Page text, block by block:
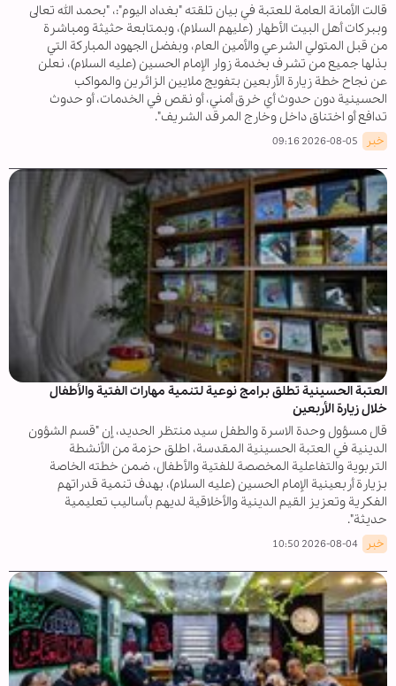
قالت الأمانة العامة للعتبة في بيان تلقته "بغداد اليوم":، "بحمد الله تعالى
وببركات أهل البيت الأطهار (عليهم السلام)، وبمتابعة حثيثة ومباشرة
من قبل المتولي الشرعي والأمين العام، وبفضل الجهود المباركة التي
بذلها جميع من تشرف بخدمة زوار الإمام الحسين (عليه السلام)، نعلن
عن نجاح خطة زيارة الأربعين بتفويج ملايين الزائرين والمواكب
الحسينية دون حدوث أي خرق أمني، أو نقص في الخدمات، أو حدوث
تدافع أو اختناق داخل وخارج المرقد الشريف".
خبر 2026-08-05 09:16
العتبة الحسينية تطلق برامج نوعية لتنمية مهارات الفتية والأطفال
خلال زيارة الأربعين
قال مسؤول وحدة الاسرة والطفل سيد منتظر الحديد، إن "قسم الشؤون
الدينية في العتبة الحسينية المقدسة، اطلق حزمة من الأنشطة
التربوية والتفاعلية المخصصة للفتية والأطفال، ضمن خطته الخاصة
بزيارة أربعينية الإمام الحسين (عليه السلام)، بهدف تنمية قدراتهم
الفكرية وتعزيز القيم الدينية والأخلاقية لديهم بأساليب تعليمية
حديثة".
خبر 2026-08-04 10:50